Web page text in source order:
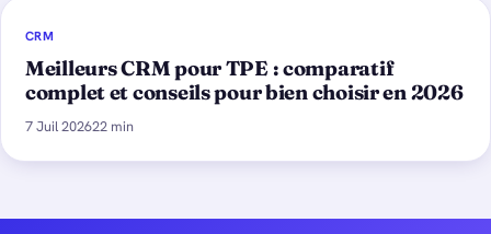
CRM
Meilleurs CRM pour TPE : comparatif
complet et conseils pour bien choisir en 2026
7 Juil 202622 min